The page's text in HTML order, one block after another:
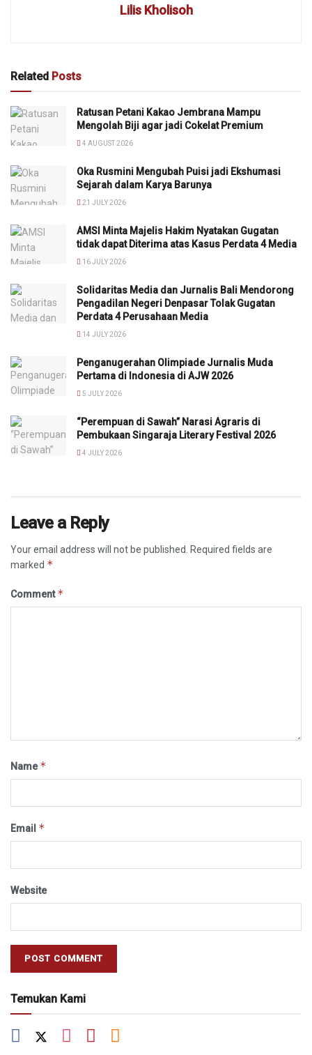
Lilis Kholisoh
Related Posts
Ratusan Petani Kakao Jembrana Mampu
Mengolah Biji agar jadi Cokelat Premium
4 AUGUST 2026
Oka Rusmini Mengubah Puisi jadi Ekshumasi
Sejarah dalam Karya Barunya
21 JULY 2026
AMSI Minta Majelis Hakim Nyatakan Gugatan
tidak dapat Diterima atas Kasus Perdata 4 Media
16 JULY 2026
Solidaritas Media dan Jurnalis Bali Mendorong
Pengadilan Negeri Denpasar Tolak Gugatan
Perdata 4 Perusahaan Media
14 JULY 2026
Penganugerahan Olimpiade Jurnalis Muda
Pertama di Indonesia di AJW 2026
5 JULY 2026
“Perempuan di Sawah” Narasi Agraris di
Pembukaan Singaraja Literary Festival 2026
4 JULY 2026
Leave a Reply
Your email address will not be published.
Required fields are
marked *
Comment*
Name*
Email *
Website
Temukan Kami